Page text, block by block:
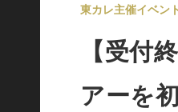
東カレ主催イベン
【受付
アーを